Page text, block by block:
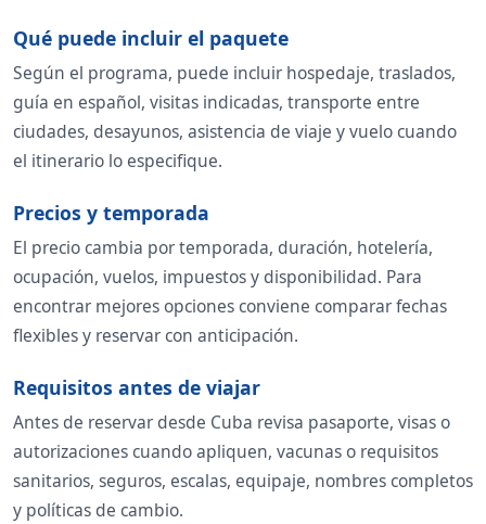
Qué puede incluir el paquete
Según el programa, puede incluir hospedaje, traslados,
guía en español, visitas indicadas, transporte entre
ciudades, desayunos, asistencia de viaje y vuelo cuando
el itinerario lo especifique.
Precios y temporada
El precio cambia por temporada, duración, hotelería,
ocupación, vuelos, impuestos y disponibilidad. Para
encontrar mejores opciones conviene comparar fechas
flexibles y reservar con anticipación.
Requisitos antes de viajar
Antes de reservar desde Cuba revisa pasaporte, visas o
autorizaciones cuando apliquen, vacunas o requisitos
sanitarios, seguros, escalas, equipaje, nombres completos
y políticas de cambio.